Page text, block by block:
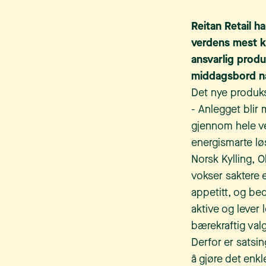
Reitan Retail
verdens mest
ansvarlig
middagsbord
Det nye
- Anlegget blir
gjennom hele
energismarte
Norsk Kylling,
vokser saktere
appetitt, og
aktive og lever
bærekraftig
Derfor er
å gjøre det